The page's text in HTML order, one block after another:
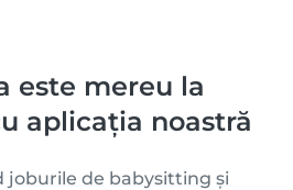
este mereu la
aplicația noastră
joburile de babysitting și